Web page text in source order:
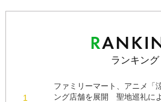
ランキング
ファミリーマート、アニメ「
ング店舗を展開 聖地巡礼に